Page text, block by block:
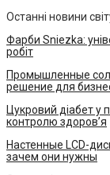
Останні новини
Фарби Sniezka:
робіт
Промышленные
решение для
Цукровий діабет у
контролю здоров’я
Настенные LCD-
зачем они нужны